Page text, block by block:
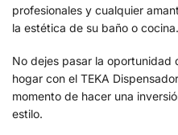
profesionales y cualquier
la estética de su baño o cocina.
No dejes pasar la oportunidad
hogar con el TEKA
momento de hacer una
estilo.